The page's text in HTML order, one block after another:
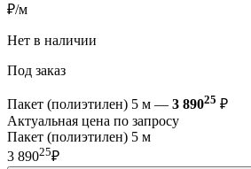
₽/м
Нет в наличии
Под заказ
Пакет (полиэтилен) 5 м — 3 89025 ₽
Актуальная цена по запросу
Пакет (полиэтилен) 5 м
3 89025₽